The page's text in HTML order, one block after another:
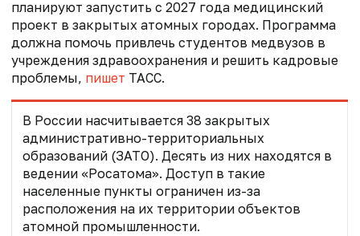
планируют запустить с 2027 года медицинский
проект в закрытых атомных городах. Программа
должна помочь привлечь студентов медвузов в
учреждения здравоохранения и решить кадровые
проблемы, пишет ТАСС.
В России насчитывается 38 закрытых
административно-территориальных
образований (ЗАТО). Десять из них находятся в
ведении «Росатома». Доступ в такие
населенные пункты ограничен из-за
расположения на их территории объектов
атомной промышленности.